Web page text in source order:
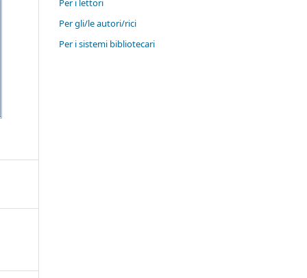
Per i lettori
Per gli/le autori/rici
Per i sistemi bibliotecari